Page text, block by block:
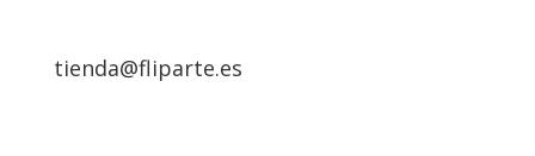
tienda@fliparte.es